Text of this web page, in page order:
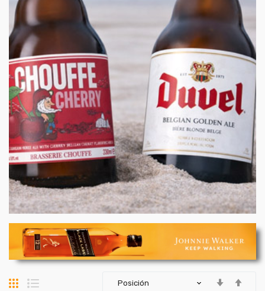
Parrilla